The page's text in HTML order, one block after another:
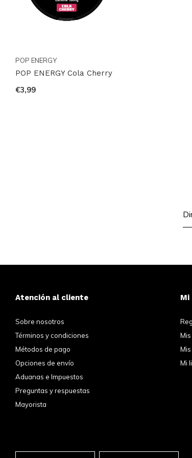
POP ENERGY
POP ENERGY Cola Cherry
€3,99
Atención al cliente
Sobre nosotros
Términos y condiciones
Métodos de pago
Opciones de envío
Aduanas e Impuestos
Preguntas y respuestas
Mayorista
Mi
Mi